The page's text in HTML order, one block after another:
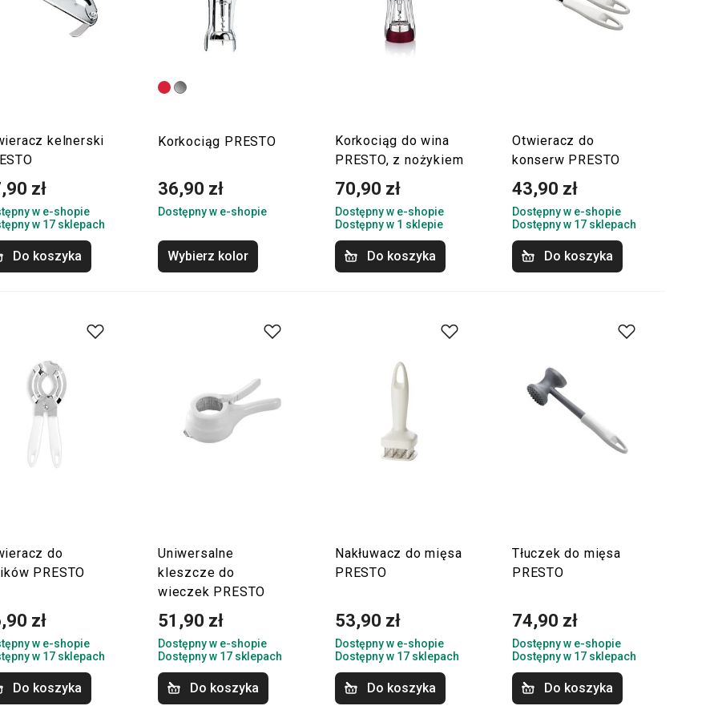
kelnerski
zł
w e-shopie
w 17 sklepach
Do koszyka
Korkociąg PRESTO
36,90 zł
Dostępny w e-shopie
Wybierz kolor
Korkociąg do wina
PRESTO, z nożykiem
70,90 zł
Dostępny w e-shopie
Dostępny w 1 sklepie
Do koszyka
Otwieracz do
konserw PRESTO
43,90 zł
Dostępny w e-shopie
Dostępny w 17 sklepach
Do koszyka
do
PRESTO
zł
w e-shopie
w 17 sklepach
Do koszyka
Uniwersalne
kleszcze do
wieczek PRESTO
51,90 zł
Dostępny w e-shopie
Dostępny w 17 sklepach
Do koszyka
Nakłuwacz do mięsa
PRESTO
53,90 zł
Dostępny w e-shopie
Dostępny w 17 sklepach
Do koszyka
Tłuczek do mięsa
PRESTO
74,90 zł
Dostępny w e-shopie
Dostępny w 17 sklepach
Do koszyka